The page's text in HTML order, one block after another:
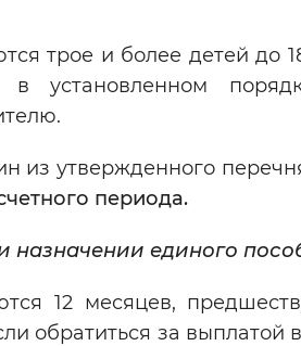
трое и более детей до
из утвержденного
периода.
назначении единого
12 месяцев,
обратиться за выплатой